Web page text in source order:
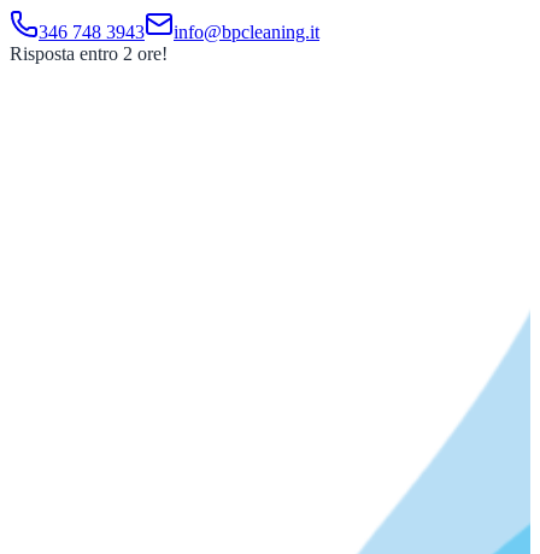
346 748 3943
info@bpcleaning.it
Risposta entro 2 ore!